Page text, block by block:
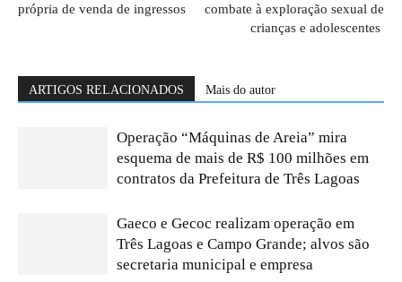
própria de venda de ingressos
combate à exploração sexual de
crianças e adolescentes
ARTIGOS RELACIONADOS Mais do autor
Operação “Máquinas de Areia” mira
esquema de mais de R$ 100 milhões em
contratos da Prefeitura de Três Lagoas
Gaeco e Gecoc realizam operação em
Três Lagoas e Campo Grande; alvos são
secretaria municipal e empresa